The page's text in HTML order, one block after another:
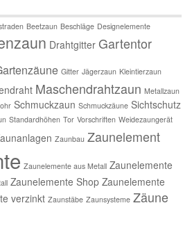
Beetzaun Beschläge Designelemente
Drahtgitter Gartentor
Gitter Jägerzaun Kleintierzaun
Maschendrahtzaun Metallzaun
Schmuckzaun Schmuckzäune Sichtschutz
Standardhöhen Tor Vorschriften Weidezaungerät
Zaunbau Zaunelement
Zaunelemente aus Metall Zaunelemente
Zaunelemente Shop Zaunelemente
verzinkt Zaunstäbe Zaunsysteme Zäune